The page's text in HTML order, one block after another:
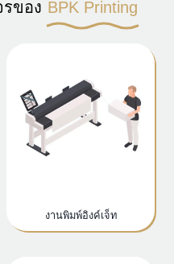
ของ BPK Printing
งานพิมพ์อิงค์เจ็ท